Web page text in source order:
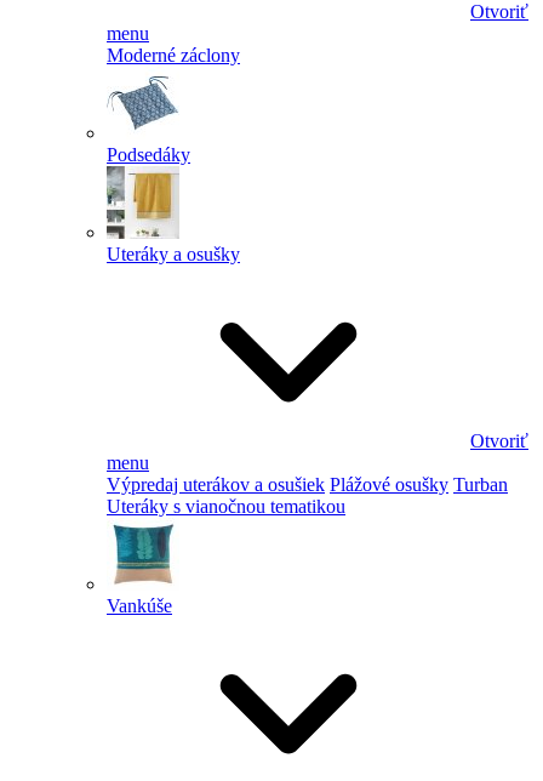
Otvoriť
menu
Moderné záclony
Podsedáky
Uteráky a osušky
Otvoriť
menu
Výpredaj uterákov a osušiek Plážové osušky Turban
Uteráky s vianočnou tematikou
Vankúše